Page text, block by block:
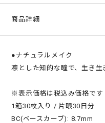
商品詳細
●ナチュラルメイク
凛とした知的な瞳で、生き生
※表示価格は税込み価格です
1箱30枚入り / 片眼30日分
BC(ベースカーブ): 8.7mm